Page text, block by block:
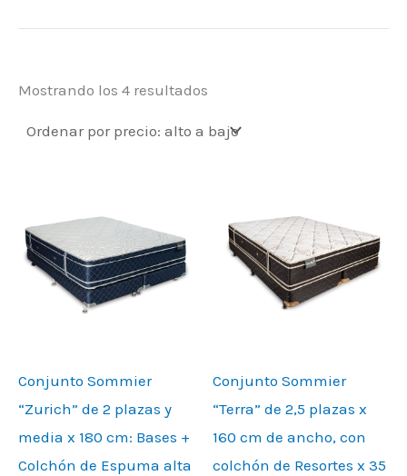
Mostrando los 4 resultados
Conjunto Sommier
“Zurich” de 2 plazas y
media x 180 cm: Bases +
Colchón de Espuma alta
Conjunto Sommier
“Terra” de 2,5 plazas x
160 cm de ancho, con
colchón de Resortes x 35